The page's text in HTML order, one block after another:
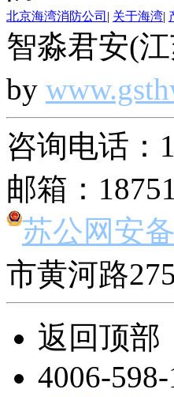
北京海湾消防公司 | 关于海湾|
智淼君安(
by
咨询电话：
邮箱：
苏公网安
市黄河路
返回顶部
4006-598-